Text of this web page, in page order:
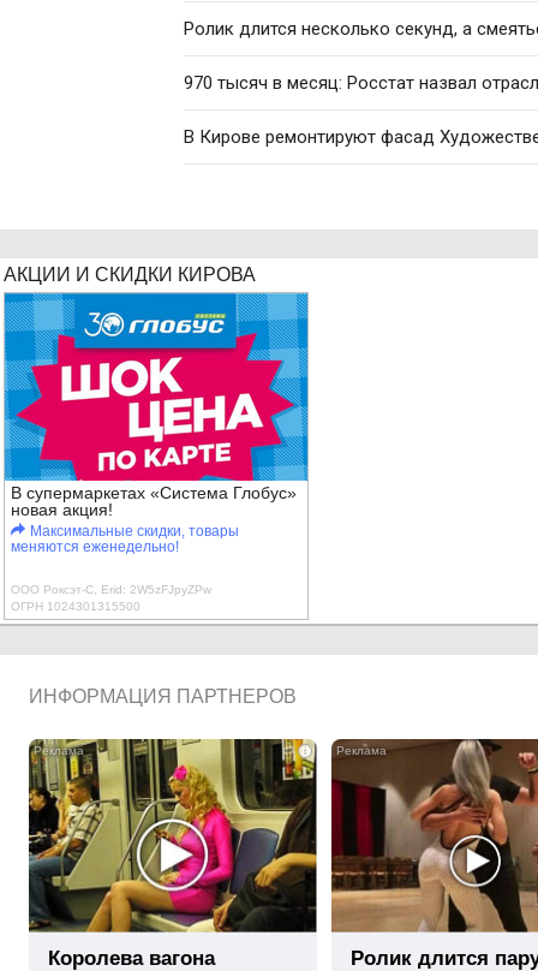
Ролик длится несколько секунд, а
970 тысяч в месяц: Росстат назвал
В Кирове ремонтируют фасад
АКЦИИ И СКИДКИ КИРОВА
В супермаркетах «Система Глобус»
новая акция!
Максимальные скидки, товары
меняются еженедельно!
ООО Роксэт-С, Erid: 2W5zFJpyZPw
ОГРН 1024301315500
ИНФОРМАЦИЯ ПАРТНЕРОВ
i
Королева вагона
Ролик длится